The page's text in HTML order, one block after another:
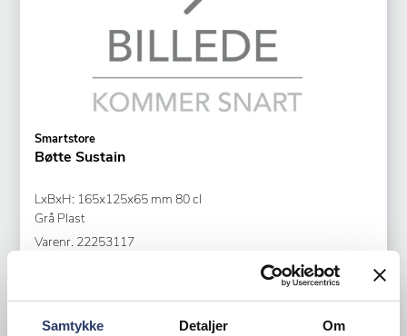
Samtykke Detaljer Om
Smartstore
Bøtte Sustain
LxBxH: 165x125x65 mm 80 cl
Grå Plast
Varenr. 22253117
24,25 DKK /productUnit